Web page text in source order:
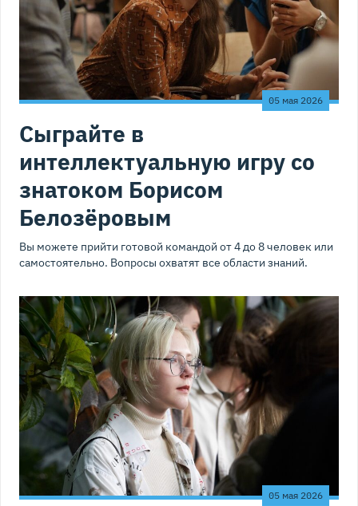
05 мая 2026
Сыграйте в
интеллектуальную игру со
знатоком Борисом
Белозёровым
Вы можете прийти готовой командой от 4 до 8 человек или
самостоятельно. Вопросы охватят все области знаний.
05 мая 2026